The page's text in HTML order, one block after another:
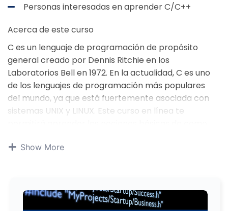
Personas interesadas en aprender C/C++
Acerca de este curso
C es un lenguaje de programación de propósito
general creado por Dennis Ritchie en los
Laboratorios Bell en 1972. En la actualidad, C es uno
de los lenguajes de programación más populares
del mundo, ya que está fuertemente asociada con
sistemas UNIX y LINUX. Este curso en línea te
Show More